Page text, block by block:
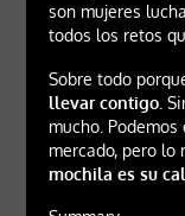
son mujeres
todos los retos
Sobre todo
llevar contigo.
mucho.
mercado, pero lo
mochila es su